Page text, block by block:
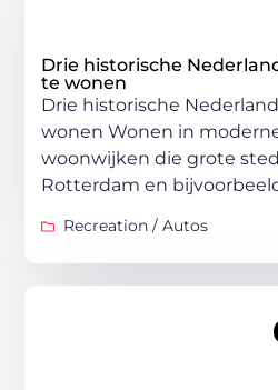
Drie historische
te wonen
Drie historische
wonen Wonen in
woonwijken die grote
Rotterdam en
Recreation / Autos